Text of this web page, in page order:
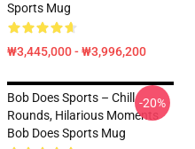
Sports Mug
₩3,445,000 - ₩3,996,200
Bob Does Sports – Chill
Rounds, Hilarious Moments
Bob Does Sports Mug
-20%